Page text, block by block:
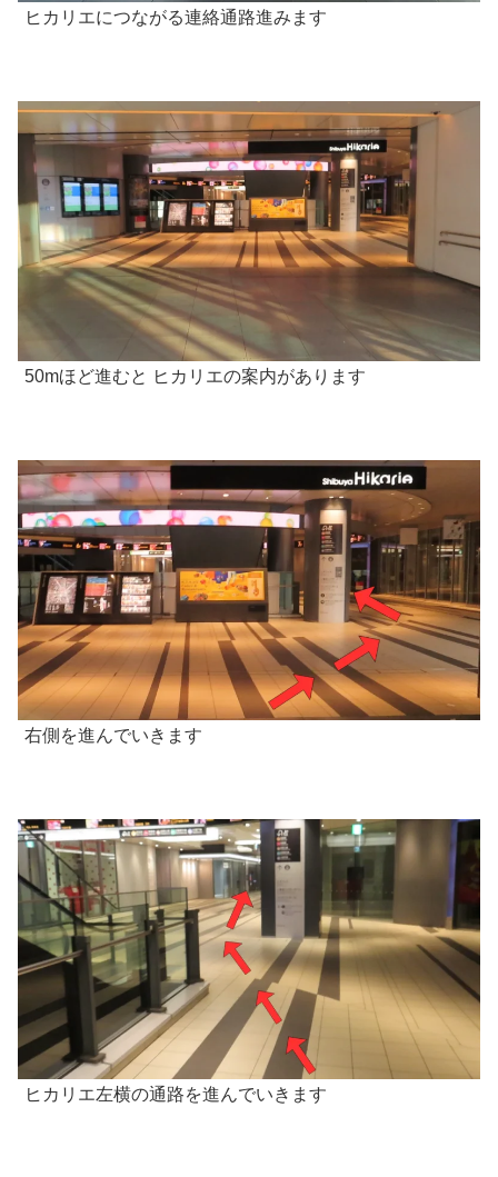
ヒカリエにつながる連絡通路進みます
50mほど進むと ヒカリエの案内があります
右側を進んでいきます
ヒカリエ左横の通路を進んでいきます